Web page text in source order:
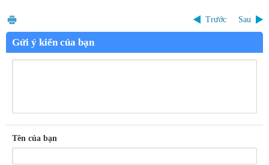
Trước Sau
Gửi ý kiến của bạn
Tên của bạn